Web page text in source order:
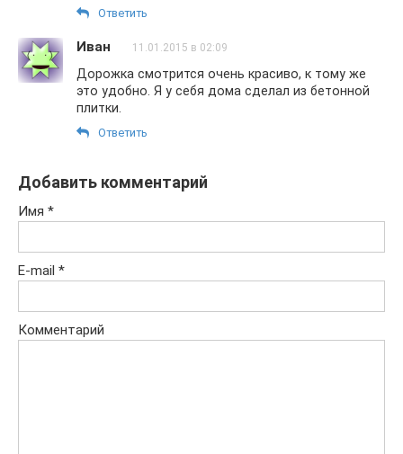
Ответить
Иван 11.01.2015 в 02:09
Дорожка смотрится очень красиво, к тому же
это удобно. Я у себя дома сделал из бетонной
плитки.
Ответить
Добавить комментарий
Имя *
E-mail *
Комментарий